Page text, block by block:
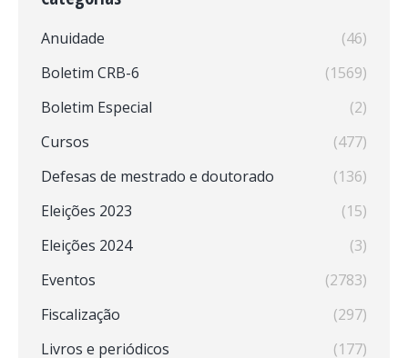
Anuidade
(46)
Boletim CRB-6
(1569)
Boletim Especial
(2)
Cursos
(477)
Defesas de mestrado e doutorado
(136)
Eleições 2023
(15)
Eleições 2024
(3)
Eventos
(2783)
Fiscalização
(297)
Livros e periódicos
(177)